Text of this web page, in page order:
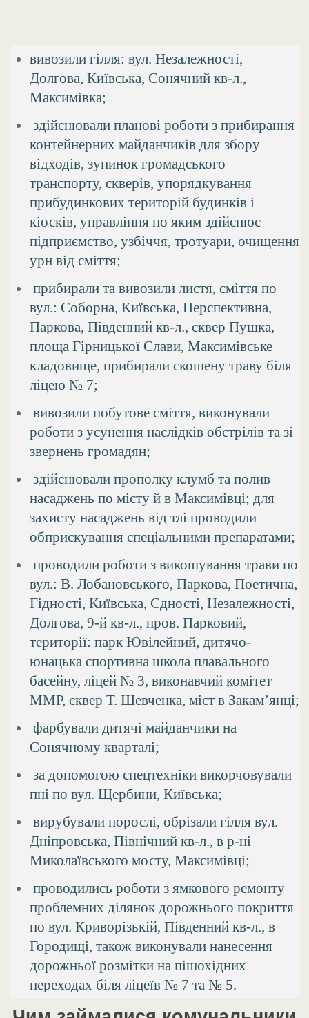
вивозили гілля: вул. Незалежності,
Долгова, Київська, Сонячний кв-л.,
Максимівка;
здійснювали планові роботи з прибирання
контейнерних майданчиків для збору
відходів, зупинок громадського
транспорту, скверів, упорядкування
прибудинкових територій будинків і
кіосків, управління по яким здійснює
підприємство, узбіччя, тротуари, очищення
урн від сміття;
прибирали та вивозили листя, сміття по
вул.: Соборна, Київська, Перспективна,
Паркова, Південний кв-л., сквер Пушка,
площа Гірницької Слави, Максимівське
кладовище, прибирали скошену траву біля
ліцею № 7;
вивозили побутове сміття, виконували
роботи з усунення наслідків обстрілів та зі
звернень громадян;
здійснювали прополку клумб та полив
насаджень по місту й в Максимівці; для
захисту насаджень від тлі проводили
обприскування спеціальними препаратами;
проводили роботи з викошування трави по
вул.: В. Лобановського, Паркова, Поетична,
Гідності, Київська, Єдності, Незалежності,
Долгова, 9-й кв-л., пров. Парковий,
території: парк Ювілейний, дитячо-
юнацька спортивна школа плавального
басейну, ліцей № 3, виконавчий комітет
ММР, сквер Т. Шевченка, міст в Закам’янці;
фарбували дитячі майданчики на
Сонячному кварталі;
за допомогою спецтехніки викорчовували
пні по вул. Щербини, Київська;
вирубували порослі, обрізали гілля вул.
Дніпровська, Північний кв-л., в р-ні
Миколаївського мосту, Максимівці;
проводились роботи з ямкового ремонту
проблемних ділянок дорожнього покриття
по вул. Криворізькій, Південний кв-л., в
Городищі, також виконували нанесення
дорожньої розмітки на пішохідних
переходах біля ліцеїв № 7 та № 5.